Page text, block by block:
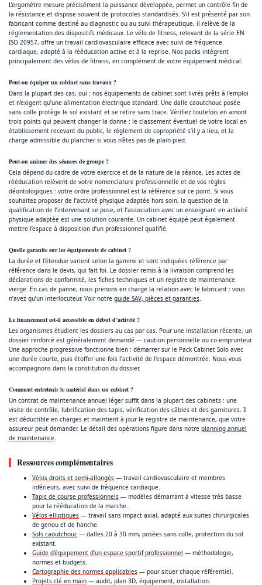
L’ergomètre mesure précisément la puissance développée, permet un contrôle fin de
la résistance et dispose souvent de protocoles standardisés. S’il est présenté par son
fabricant comme destiné au diagnostic ou au suivi thérapeutique, il relève de la
réglementation des dispositifs médicaux. Le vélo de fitness, relevant de la série EN
ISO 20957, offre un travail cardiovasculaire efficace avec suivi de fréquence
cardiaque, adapté à la rééducation active et à la reprise. Nos packs intègrent
principalement des vélos de fitness, en complément de votre équipement médical.
Peut-on équiper un cabinet sans travaux ?
Dans la plupart des cas, oui : nos équipements de cabinet sont livrés prêts à l’emploi
et n’exigent qu’une alimentation électrique standard. Une dalle caoutchouc posée
sans colle protège le sol existant et se retire sans trace. Vérifiez toutefois en amont
trois points qui peuvent changer la donne : le classement éventuel de votre local en
établissement recevant du public, le règlement de copropriété s’il y a lieu, et la
charge admissible du plancher si vous n’êtes pas de plain-pied.
Peut-on animer des séances de groupe ?
Cela dépend du cadre de votre exercice et de la nature de la séance. Les actes de
rééducation relèvent de votre nomenclature professionnelle et de vos règles
déontologiques : votre ordre professionnel est la référence sur ce point. Si vous
souhaitez proposer de l’activité physique adaptée hors soin, la question de la
qualification de l’intervenant se pose, et l’association avec un enseignant en activité
physique adaptée est une solution courante. Un cabinet équipé peut également
mettre l’espace à disposition d’un professionnel qualifié.
Quelle garantie sur les équipements de cabinet ?
La durée et l’étendue varient selon la gamme et sont indiquées référence par
référence dans le devis, qui fait foi. Le dossier remis à la livraison comprend les
déclarations de conformité, les fiches techniques et un registre de maintenance
vierge. En cas de panne, nous prenons en charge la relation avec le fabricant : vous
n’avez qu’un interlocuteur. Voir notre guide SAV, pièces et garanties.
Le financement est-il accessible en début d’activité ?
Les organismes étudient les dossiers au cas par cas. Pour une installation récente, un
dossier renforcé est généralement demandé — caution personnelle ou co-emprunteur.
Une approche progressive fonctionne bien : démarrer sur le Pack Cabinet Solo avec
une durée courte, puis étoffer une fois l’activité de l’espace démontrée. Nous vous
accompagnons dans la constitution du dossier.
Comment entretenir le matériel dans un cabinet ?
Un contrat de maintenance annuel léger suffit dans la plupart des cabinets : une
visite de contrôle, lubrification des tapis, vérification des câbles et des garnitures. Il
est déductible en charges et maintient à jour le registre de maintenance, que votre
assureur peut demander. Le détail des opérations figure dans notre planning annuel
de maintenance.
Ressources complémentaires
Vélos droits et semi-allongés — travail cardiovasculaire et membres
inférieurs, avec suivi de fréquence cardiaque.
Tapis de course professionnels — modèles démarrant à vitesse très basse
pour la rééducation de la marche.
Vélos elliptiques — travail sans impact axial, adapté aux suites chirurgicales
de genou et de hanche.
Sols caoutchouc — dalles 20 à 30 mm, posées sans colle, protection du sol
existant.
Guide d’équipement d’un espace sportif professionnel — méthodologie,
normes et budgets.
Cartographie des normes applicables — pour situer chaque référentiel.
Projets clé en main — audit, plan 3D, équipement, installation.